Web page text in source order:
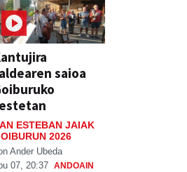
saioa
ESTEBAN JAIAK
2026
Ander Ubeda
07, 20:37 ANDOAIN